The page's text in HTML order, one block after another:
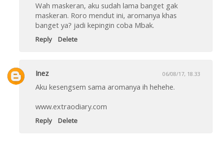
Wah maskeran, aku sudah lama banget gak
maskeran. Roro mendut ini, aromanya khas
banget ya? jadi kepingin coba Mbak.
Reply Delete
Inez 06/08/17, 18.33
Aku kesengsem sama aromanya ih hehehe.
www.extraodiary.com
Reply Delete